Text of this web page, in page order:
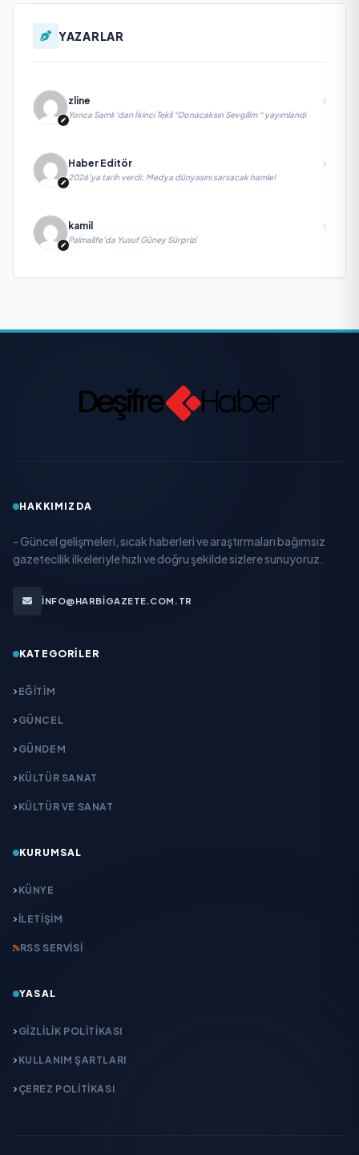
YAZARLAR
zline
Yonca Samlı ‘dan İkinci Tekli “Donacaksın Sevgilim “ yayımlandı
Haber Editör
2026’ya tarih verdi; Medya dünyasını sarsacak hamle!
kamil
Palmalife’da Yusuf Güney Sürprizi
HAKKIMIZDA
- Güncel gelişmeleri, sıcak haberleri ve araştırmaları bağımsız
gazetecilik ilkeleriyle hızlı ve doğru şekilde sizlere sunuyoruz.
INFO@HARBIGAZETE.COM.TR
KATEGORILER
EĞITIM
GÜNCEL
GÜNDEM
KÜLTÜR SANAT
KÜLTÜR VE SANAT
KURUMSAL
KÜNYE
İLETIŞIM
RSS SERVISI
YASAL
GIZLILIK POLITIKASI
KULLANIM ŞARTLARI
ÇEREZ POLITIKASI